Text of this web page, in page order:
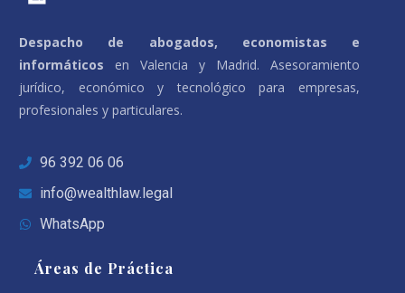
Despacho de abogados, economistas e
informáticos en Valencia y Madrid. Asesoramiento
jurídico, económico y tecnológico para empresas,
profesionales y particulares.
96 392 06 06
info@wealthlaw.legal
WhatsApp
Áreas de Práctica